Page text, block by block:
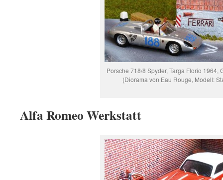
Porsche 718/8 Spyder, Targa Florio 1964,
(Diorama von Eau Rouge, Modell:
Alfa Romeo Werkstatt